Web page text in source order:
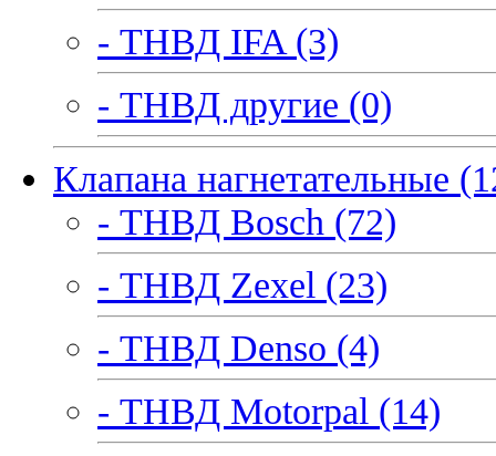
- ТНВД IFA (3)
- ТНВД другие (0)
Клапана нагнетательные
- ТНВД Bosch (72)
- ТНВД Zexel (23)
- ТНВД Denso (4)
- ТНВД Motorpal (14)